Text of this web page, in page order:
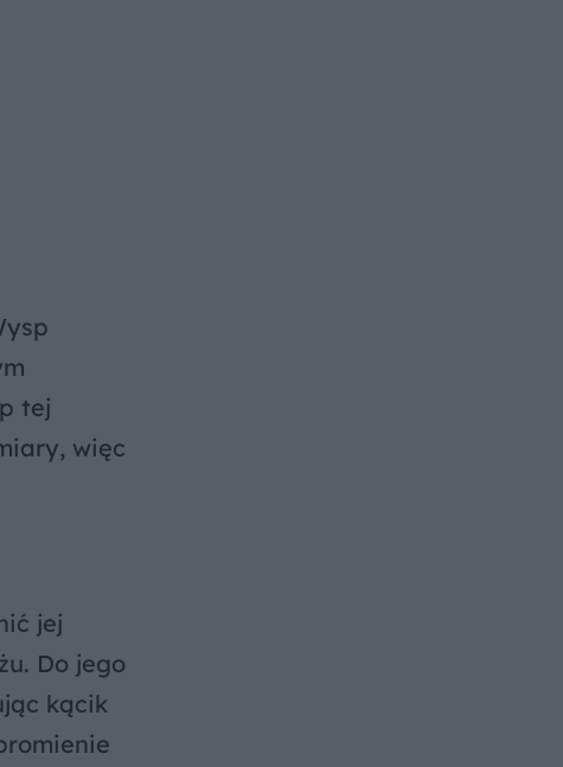
tej
więc
jej
Do jego
kącik